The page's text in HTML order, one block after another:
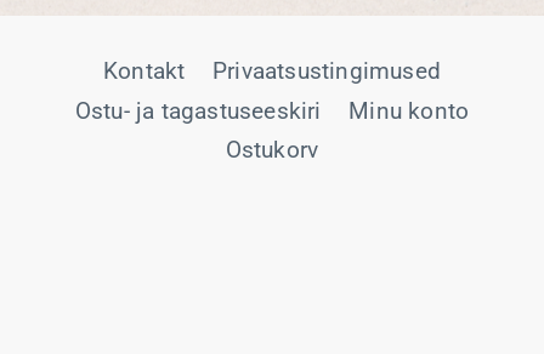
Kontakt
Privaatsustingimused
Ostu- ja tagastuseeskiri
Minu konto
Ostukorv